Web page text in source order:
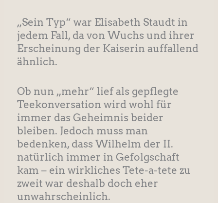
„Sein Typ“ war Elisabeth Staudt in
jedem Fall, da von Wuchs und ihrer
Erscheinung der Kaiserin auffallend
ähnlich.
Ob nun „mehr“ lief als gepflegte
Teekonversation wird wohl für
immer das Geheimnis beider
bleiben. Jedoch muss man
bedenken, dass Wilhelm der II.
natürlich immer in Gefolgschaft
kam – ein wirkliches Tete-a-tete zu
zweit war deshalb doch eher
unwahrscheinlich.